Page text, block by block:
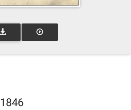
1846